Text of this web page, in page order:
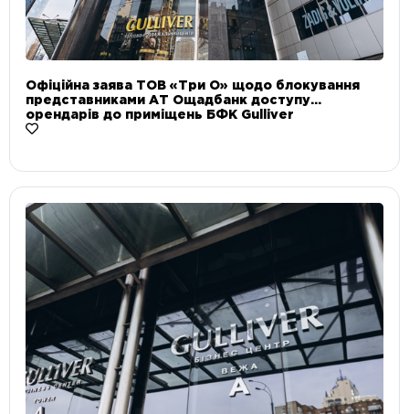
Офіційна заява ТОВ «Три О» щодо блокування
представниками АТ Ощадбанк доступу
орендарів до приміщень БФК Gulliver